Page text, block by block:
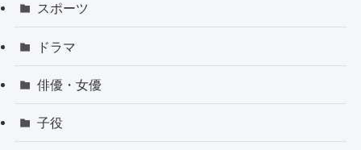
スポーツ
ドラマ
俳優・女優
子役